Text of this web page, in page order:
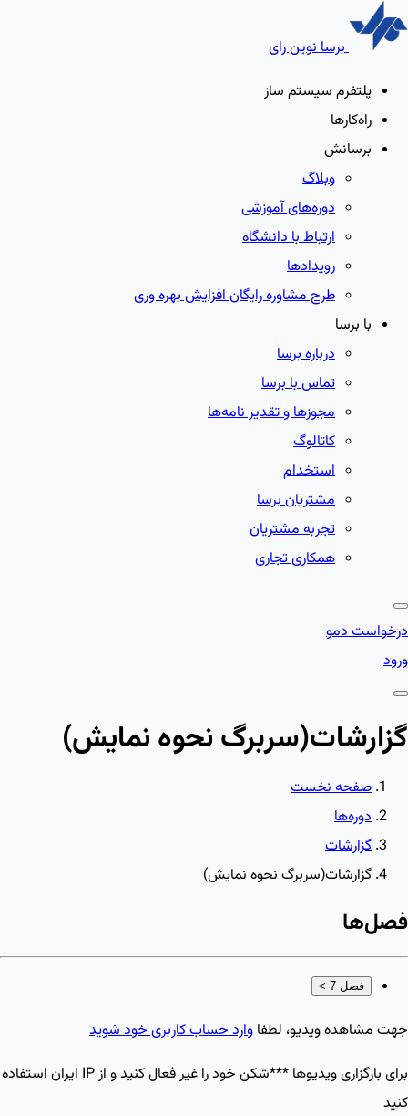
برسا نوین رای
پلتفرم سیستم ساز
راه‌کارها
برسانش
وبلاگ
دوره‌های آموزشی
ارتباط با دانشگاه
رویدادها
طرح مشاوره رایگان افزایش بهره وری
با برسا
درباره برسا
تماس با برسا
مجوزها و تقدیر نامه‌ها
کاتالوگ
استخدام
مشتریان برسا
تجربه مشتریان
همکاری تجاری
درخواست دمو
ورود
گزارشات(سربرگ نحوه نمایش)
صفحه نخست
دوره‌ها
گزارشات
گزارشات(سربرگ نحوه نمایش)
فصل‌ها
فصل 7 >
جهت مشاهده ویدیو، لطفا وارد حساب کاربری خود شوید
برای بارگزاری ویدیو‌ها ***شکن خود را غیر فعال کنید و از IP ایران استفاده
کنید